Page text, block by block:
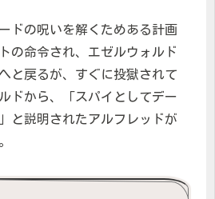
ドの呪いを解くためある計画
の命令され、エゼルウォルド
と戻るが、すぐに投獄されて
ドから、「スパイとしてデー
と説明されたアルフレッドが